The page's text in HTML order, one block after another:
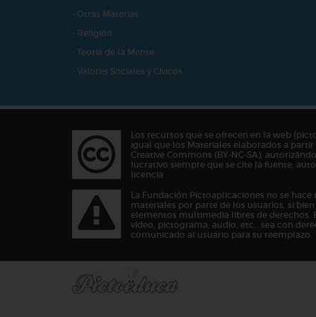
- Otras Materias
- Religión
- Teoría de la Mente
- Valores Sociales y Cívicos
Los recursos que se ofrecen en la web
igual que los Materiales elaborados a
Creative Commons (BY-NC-SA),
lucrativo siempre que se cite la fuente,
licencia.
La Fundación Pictoaplicaciones no se
materiales por parte de los usuarios, si
elementos multimedia libres de derechos.
vídeo, pictograma, audio, etc… sea con
comunicado al usuario para su reemplazo.